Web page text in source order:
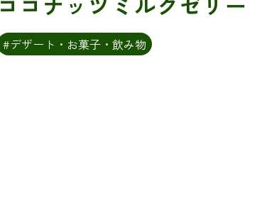
#デザート・お菓子・飲み物